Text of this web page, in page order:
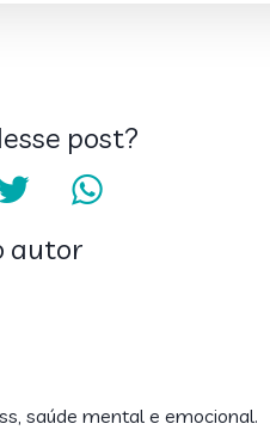
post?
autor
saúde mental e emocional.